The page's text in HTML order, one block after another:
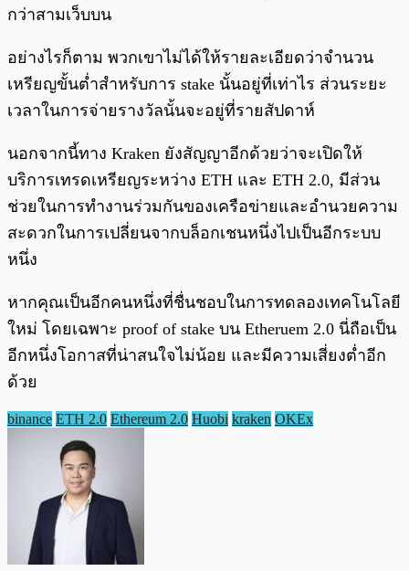
กว่าสามเว็บบน
อย่างไรก็ตาม พวกเขาไม่ได้ให้รายละเอียดว่าจำนวน
เหรียญขั้นต่ำสำหรับการ stake นั้นอยู่ที่เท่าไร ส่วนระยะ
เวลาในการจ่ายรางวัลนั้นจะอยู่ที่รายสัปดาห์
นอกจากนี้ทาง Kraken ยังสัญญาอีกด้วยว่าจะเปิดให้
บริการเทรดเหรียญระหว่าง ETH และ ETH 2.0, มีส่วน
ช่วยในการทำงานร่วมกันของเครือข่ายและอำนวยความ
สะดวกในการเปลี่ยนจากบล็อกเชนหนึ่งไปเป็นอีกระบบ
หนึ่ง
หากคุณเป็นอีกคนหนึ่งที่ชื่นชอบในการทดลองเทคโนโลยี
ใหม่ โดยเฉพาะ proof of stake บน Etheruem 2.0 นี่ถือเป็น
อีกหนึ่งโอกาสที่น่าสนใจไม่น้อย และมีความเสี่ยงต่ำอีก
ด้วย
binance ETH 2.0 Ethereum 2.0 Huobi kraken OKEx